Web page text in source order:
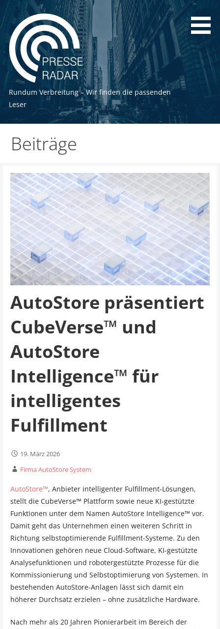
Zum
Inhalt
springen
Rundum Verbreitung – Wir finden die passenden
Leser
Beiträge
AutoStore präsentiert
CubeVerse™ und
AutoStore
Intelligence™ für
intelligentes
Fulfillment
19. März 2026
Firma AutoStore System
AutoStore™, Anbieter intelligenter Fulfillment-Lösungen,
stellt die CubeVerse™ Plattform sowie neue KI-gestützte
Funktionen unter dem Namen AutoStore Intelligence™ vor.
Damit geht das Unternehmen einen weiteren Schritt in
Richtung selbstoptimierende Fulfillment-Systeme. Zu den
Innovationen gehören neue Cloud-Software, KI-gestützte
Analysefunktionen und robotergestützte Prozesse für die
Kommissionierung und Selbstoptimierung von Systemen. In
bestehenden AutoStore-Anlagen lässt sich damit ein
höherer Durchsatz erzielen – ohne zusätzliche Hardware.
Nach mehr als 20 Jahren Pionierarbeit im Bereich der